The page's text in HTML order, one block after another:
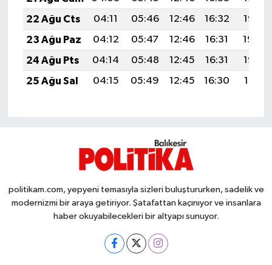
22 Ağu Cts
04:11 05:46 12:46 16:32
19:36
23 Ağu Paz
04:12 05:47 12:46 16:31
19:34
24 Ağu Pts
04:14 05:48 12:45 16:31
19:32
25 Ağu Sal
04:15 05:49 12:45 16:30 19:31
politikam.com, yepyeni temasıyla sizleri buluştururken, sadelik ve
modernizmi bir araya getiriyor. Şatafattan kaçınıyor ve insanlara
haber okuyabilecekleri bir altyapı sunuyor.